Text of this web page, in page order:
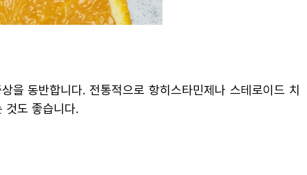
동반합니다. 전통적으로 항히스타민제나 스테로이드 치
것도 좋습니다.